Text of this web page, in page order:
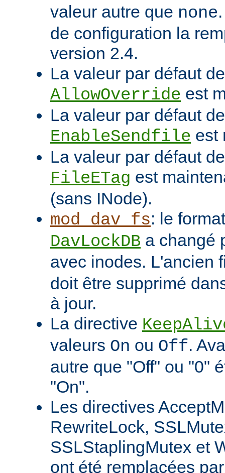
valeur autre que none
de configuration la
version 2.4.
La valeur par défaut
AllowOverride est
La valeur par défaut
EnableSendfile est
La valeur par défaut
FileETag est
(sans INode).
mod_dav_fs: le
DavLockDB a changé
avec inodes. L'ancien
doit être supprimé
à jour.
La directive
valeurs On ou Off.
autre que "Off" ou "0"
"On".
Les directives
RewriteLock,
SSLStaplingMutex et
ont été remplacées